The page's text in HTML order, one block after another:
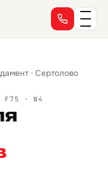
· Сертолово
· W4